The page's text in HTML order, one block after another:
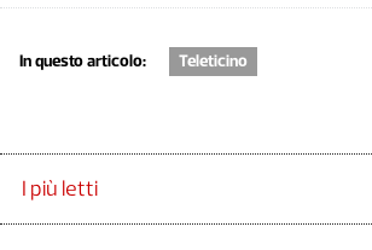
In questo articolo: Teleticino
I più letti